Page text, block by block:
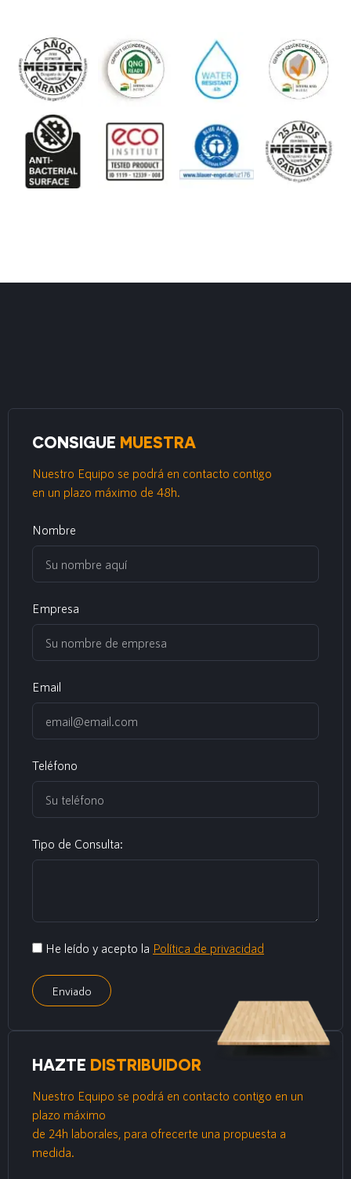
CONSIGUE MUESTRA
Nuestro Equipo se podrá en contacto contigo
en un plazo máximo de 48h.
Nombre
Empresa
Email
Teléfono
Tipo de Consulta:
He leído y acepto la Política de privacidad
Enviado
HAZTE DISTRIBUIDOR
Nuestro Equipo se podrá en contacto contigo en un
plazo máximo
de 24h laborales, para ofrecerte una propuesta a
medida.